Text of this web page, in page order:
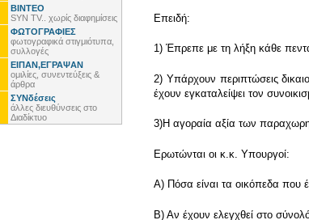
ΒΙΝΤΕΟ
SYN TV.. χωρίς διαφημίσεις
ΦΩΤΟΓΡΑΦΙΕΣ
φωτογραφικά στιγμιότυπα,
συλλογές
ΕΙΠΑΝ,ΕΓΡΑΨΑΝ
ομιλίες, συνεντεύξεις &
άρθρα
ΣΥΝδέσεις
άλλες διευθύνσεις στο
Διαδίκτυο
Επειδή:
1) Έπρεπε με τη λήξη κάθε
2) Υπάρχουν περιπτώσεις
έχουν εγκαταλείψει τον
3)Η αγοραία αξία των
Ερωτώνται οι κ.κ. Υπουργοί:
Α) Πόσα είναι τα οικόπεδα που
Β) Αν έχουν ελεγχθεί στο